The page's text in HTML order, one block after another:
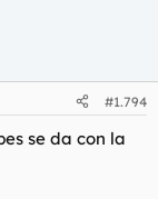
#1.794
se da con la